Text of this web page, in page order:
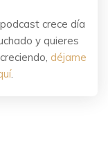
crece día
y quieres
déjame
.